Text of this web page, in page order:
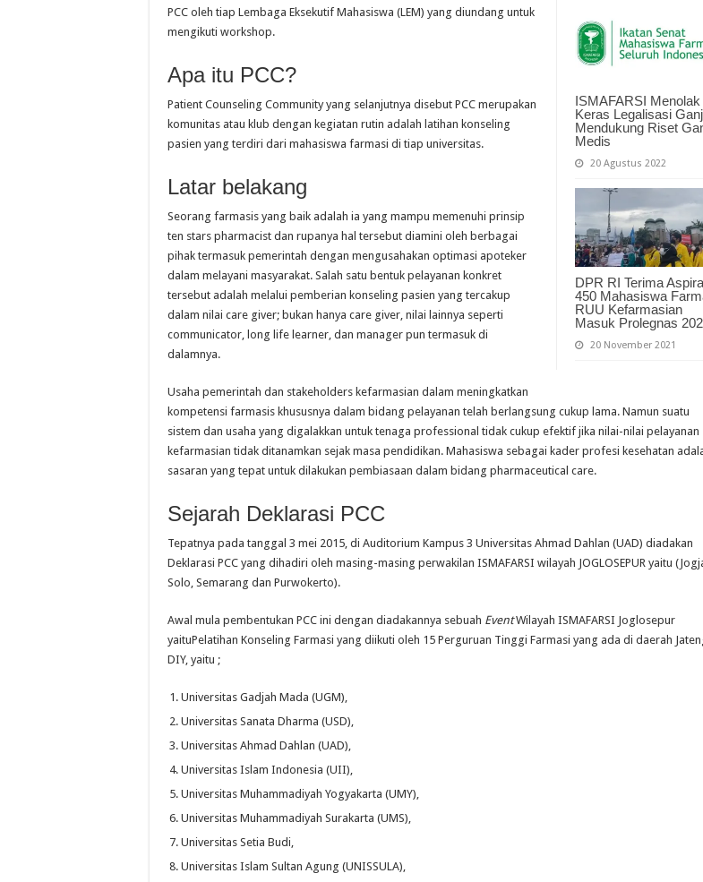
ISMAFARSI Menolak
Keras Legalisasi
Mendukung Riset
Medis
20 Agustus 2022
DPR RI Terima
450 Mahasiswa
RUU Kefarmasian
Masuk Prolegnas
20 November 2021
PCC oleh tiap Lembaga Eksekutif Mahasiswa (LEM) yang diundang untuk
mengikuti workshop.
Apa itu PCC?
Patient Counseling Community yang selanjutnya disebut PCC merupakan
komunitas atau klub dengan kegiatan rutin adalah latihan konseling
pasien yang terdiri dari mahasiswa farmasi di tiap universitas.
Latar belakang
Seorang farmasis yang baik adalah ia yang mampu memenuhi prinsip
ten stars pharmacist dan rupanya hal tersebut diamini oleh berbagai
pihak termasuk pemerintah dengan mengusahakan optimasi apoteker
dalam melayani masyarakat. Salah satu bentuk pelayanan konkret
tersebut adalah melalui pemberian konseling pasien yang tercakup
dalam nilai care giver; bukan hanya care giver, nilai lainnya seperti
communicator, long life learner, dan manager pun termasuk di
dalamnya.
Usaha pemerintah dan stakeholders kefarmasian dalam meningkatkan
kompetensi farmasis khususnya dalam bidang pelayanan telah berlangsung cukup lama. Namun suatu
sistem dan usaha yang digalakkan untuk tenaga professional tidak cukup efektif jika nilai-nilai pelayanan
kefarmasian tidak ditanamkan sejak masa pendidikan. Mahasiswa sebagai kader profesi kesehatan
sasaran yang tepat untuk dilakukan pembiasaan dalam bidang pharmaceutical care.
Sejarah Deklarasi PCC
Tepatnya pada tanggal 3 mei 2015, di Auditorium Kampus 3 Universitas Ahmad Dahlan (UAD) diadakan
Deklarasi PCC yang dihadiri oleh masing-masing perwakilan ISMAFARSI wilayah JOGLOSEPUR yaitu
Solo, Semarang dan Purwokerto).
Awal mula pembentukan PCC ini dengan diadakannya sebuah EventWilayah ISMAFARSI Joglosepur
yaituPelatihan Konseling Farmasi yang diikuti oleh 15 Perguruan Tinggi Farmasi yang ada di daerah
DIY, yaitu ;
Universitas Gadjah Mada (UGM),
Universitas Sanata Dharma (USD),
Universitas Ahmad Dahlan (UAD),
Universitas Islam Indonesia (UII),
Universitas Muhammadiyah Yogyakarta (UMY),
Universitas Muhammadiyah Surakarta (UMS),
Universitas Setia Budi,
Universitas Islam Sultan Agung (UNISSULA),